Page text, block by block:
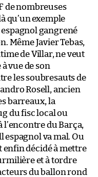
de nombreuses
qu’un exemple
gangrené
Même Javier Tebas,
de Villar, ne veut
vue de son
les soubresauts de
Rosell, ancien
barreaux, la
du fisc local ou
l’encontre du Barça,
espagnol va mal. Ou
enfin décidé à mettre
et à tordre
du ballon rond